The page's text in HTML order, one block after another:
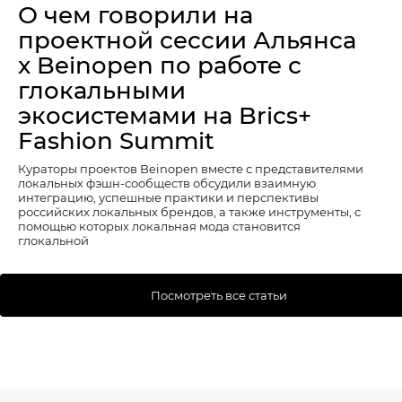
О чем говорили на
проектной сессии Альянса
x Beinopen по работе с
глокальными
экосистемами на Brics+
Fashion Summit
Кураторы проектов Beinopen вместе с представителями
локальных фэшн-сообществ обсудили взаимную
интеграцию, успешные практики и перспективы
российских локальных брендов, а также инструменты, с
помощью которых локальная мода становится
глокальной
Посмотреть все статьи